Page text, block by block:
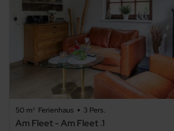
50 m² Ferienhaus 3 Pers.
Am Fleet - Am Fleet .1